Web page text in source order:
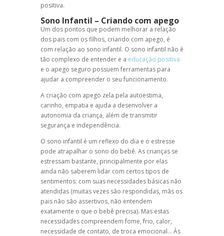
positiva.
Sono Infantil – Criando com apego
Um dos pontos que podem melhorar a relação
dos pais com os filhos, criando com apego, é
com relação ao sono infantil. O sono infantil não é
tão complexo de entender e a educação positiva
e o apego seguro possuem ferramentas para
ajudar a compreender o seu funcionamento.
A criação com apego zela pela autoestima,
carinho, empatia e ajuda a desenvolver a
autonomia da criança, além de transmitir
segurança e independência.
O sono infantil é um reflexo do dia e o estresse
pode atrapalhar o sono do bebê. As crianças se
estressam bastante, principalmente por elas
ainda não saberem lidar com certos tipos de
sentimentos: com suas necessidades básicas não
atendidas (muitas vezes são respondidas, mãs os
pais não são assertivos, não entendem
exatamente o que o bebê precisa). Mas estas
necessidades compreendem fome, frio, calor,
necessidade de contato, de troca emocional… Às